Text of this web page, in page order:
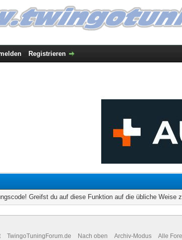
Registrieren
Greifst du auf diese Funktion auf die übliche Weise
TwingoTuningForum.de Nach oben Archiv-Modus Alle